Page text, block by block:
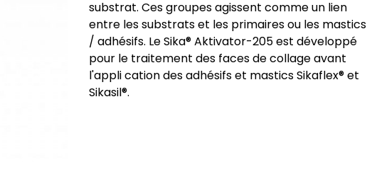
substrat. Ces groupes agissent comme un lien
entre les substrats et les primaires ou les mastics
/ adhésifs. Le Sika® Aktivator-205 est développé
pour le traitement des faces de collage avant
l'appli cation des adhésifs et mastics Sikaflex® et
Sikasil®.